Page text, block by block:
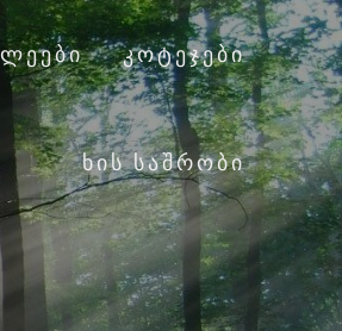
ᲙᲝᲢᲔᲯᲔᲑᲘ
ᲮᲘᲡ ᲡᲐᲨᲠᲝᲑᲘ